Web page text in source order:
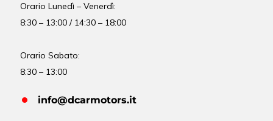
OrarioLunedì – Venerdì:
8:30 – 13:00 / 14:30 – 18:00
Orario Sabato:
8:30 – 13:00
info@dcarmotors.it